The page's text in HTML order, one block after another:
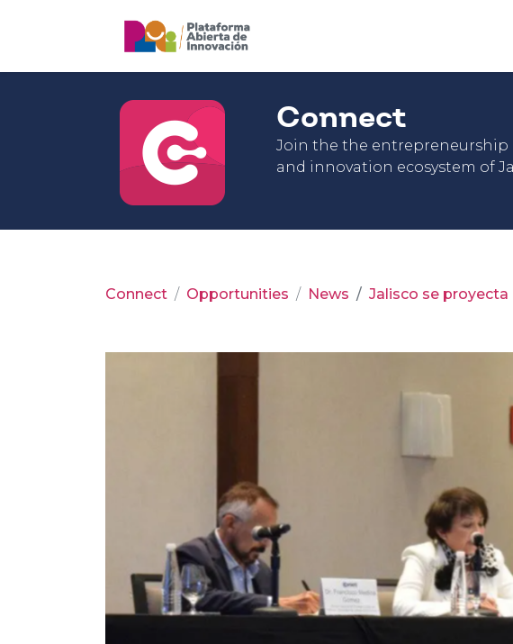
Connect
Join the the entrepreneurship
and innovation ecosystem of
Connect Opportunities News Jalisco se